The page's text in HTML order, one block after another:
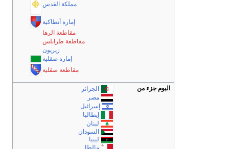
مملكة القدس
إمارة أنطاكية
مقاطعة الرها
مقاطعة طرابلس
زيريون
إمارة صقلية
مقاطعة صقلية
اليوم جزء من
الجزائر
مصر
إسرائيل
إيطاليا
لبنان
السودان
ليبيا
مالطا